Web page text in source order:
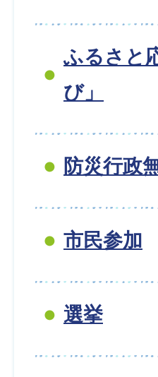
ふるさと
び」
防災行政
市民参加
選挙